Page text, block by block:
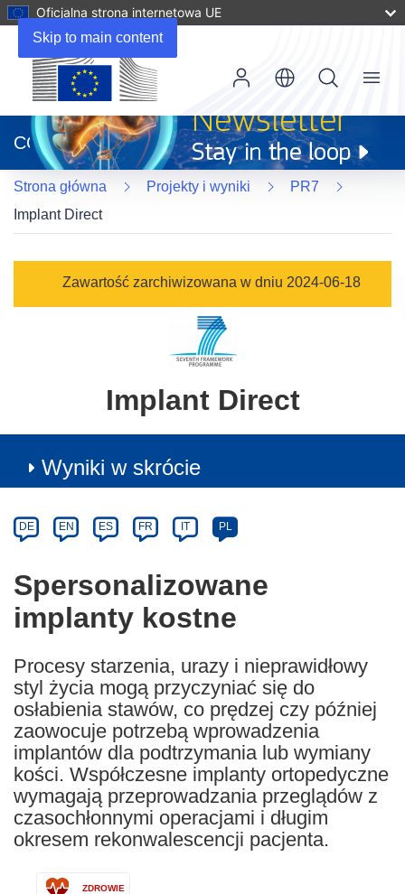
Skip to main content
Oficjalna strona internetowa UE
otworzy
się
w
nowym
oknie)
CORDIS
Menu
Strona główna Projekty i wyniki
PR7
Implant Direct
Zawartość zarchiwizowana w dniu 2024-06-18
Implant Direct
Wyniki w skrócie
Category
Article
available
the
following
languages:
DE EN ES FR IT PL
Spersonalizowane
implanty kostne
Procesy starzenia, urazy i nieprawidłowy
styl życia mogą przyczyniać się do
osłabienia stawów, co prędzej czy później
zaowocuje potrzebą wprowadzenia
implantów dla podtrzymania lub wymiany
kości. Współczesne implanty ortopedyczne
wymagają przeprowadzania przeglądów z
czasochłonnymi operacjami i długim
okresem rekonwalescencji pacjenta.
ZDROWIE